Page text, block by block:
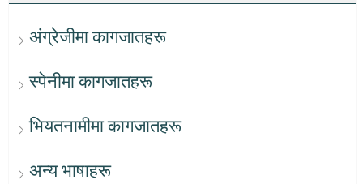
अंग्रेजीमा कागजातहरू
स्पेनीमा कागजातहरू
भियतनामीमा कागजातहरू
अन्य भाषाहरू